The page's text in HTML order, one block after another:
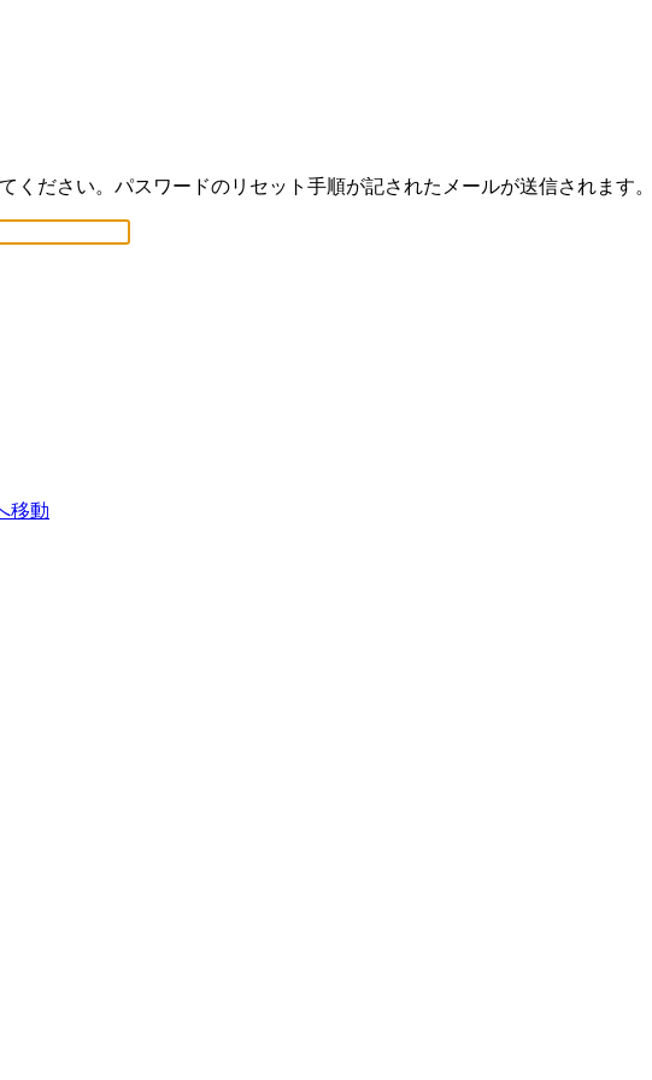
ください。パスワードのリセット手順が記されたメールが送信されます。
移動